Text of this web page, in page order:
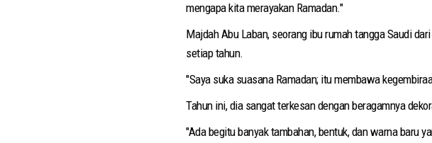
mengapa kita merayakan Ramadan."
Majdah Abu Laban, seorang ibu rumah tangga Saudi
setiap tahun.
"Saya suka suasana Ramadan; itu membawa
Tahun ini, dia sangat terkesan dengan beragamnya
"Ada begitu banyak tambahan, bentuk, dan warna baru